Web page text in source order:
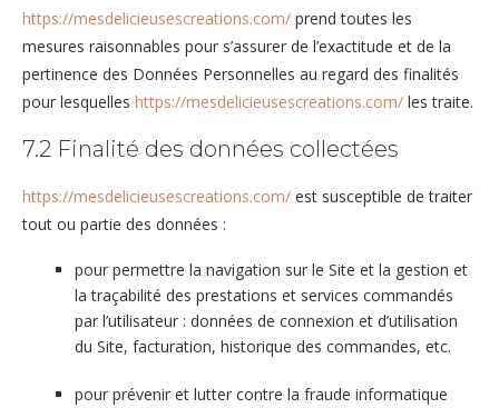
https://mesdelicieusescreations.com/ prend toutes les
mesures raisonnables pour s’assurer de l’exactitude et de la
pertinence des Données Personnelles au regard des finalités
pour lesquelles https://mesdelicieusescreations.com/ les traite.
7.2 Finalité des données collectées
https://mesdelicieusescreations.com/ est susceptible de traiter
tout ou partie des données :
pour permettre la navigation sur le Site et la gestion et
la traçabilité des prestations et services commandés
par l’utilisateur : données de connexion et d’utilisation
du Site, facturation, historique des commandes, etc.
pour prévenir et lutter contre la fraude informatique